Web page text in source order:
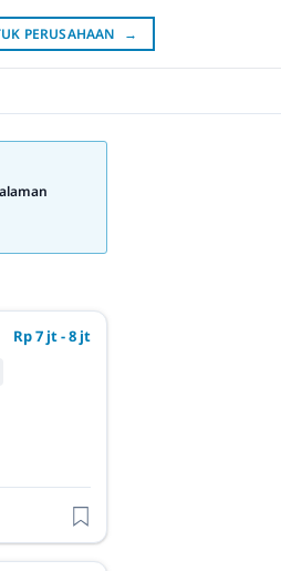
PERUSAHAAN →
Rp 7 jt - 8 jt